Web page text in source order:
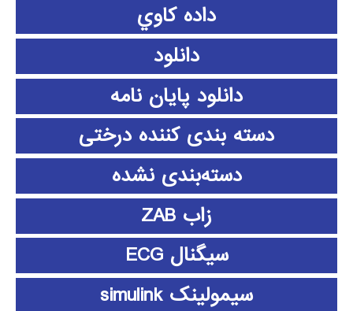
داده كاوي
دانلود
دانلود پايان نامه
دسته بندی کننده درختی
دسته‌بندی نشده
زاب ZAB
سیگنال ECG
سیمولینک simulink